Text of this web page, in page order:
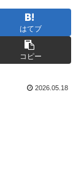
はてブ
コピー
2026.05.18